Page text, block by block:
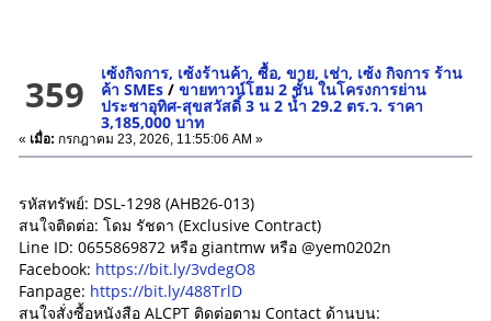
359 เซ้งกิจการ, เซ้งร้านค้า, ซื้อ, ขาย, เช่า, เซ้ง กิจการ ร้าน
ค้า SMEs /ขายทาวน์โฮม 2 ชั้น ในโครงการย่าน
ประชาอุทิศ-สุขสวัสดิ์ 3 น 2 น้ำ 29.2 ตร.ว. ราคา
3,185,000 บาท
« เมื่อ: กรกฎาคม 23, 2026, 11:55:06 AM »
รหัสทรัพย์: DSL-1298 (AHB26-013)
สนใจติดต่อ: โดม รัชดา (Exclusive Contract)
Line ID: 0655869872 หรือ giantmw หรือ @yem0202n
Facebook: https://bit.ly/3vdegO8
Fanpage: https://bit.ly/488TrlD
สนใจสั่งซื้อหนังสือ ALCPT ติดต่อตาม Contact ด้านบน: